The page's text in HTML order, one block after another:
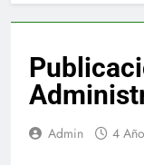
Admin 4